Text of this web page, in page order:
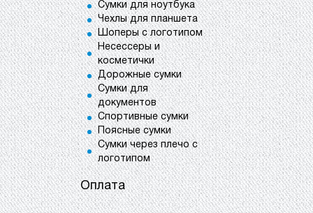
Сумки для ноутбука
Чехлы для планшета
Шоперы с логотипом
Несессеры и
косметички
Дорожные сумки
Сумки для
документов
Спортивные сумки
Поясные сумки
Сумки через плечо с
логотипом
Оплата